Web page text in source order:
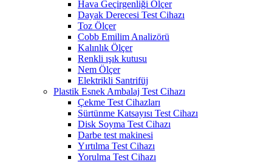
Hava Geçirgenliği Ölçer
Dayak Derecesi Test Cihazı
Toz Ölçer
Cobb Emilim Analizörü
Kalınlık Ölçer
Renkli ışık kutusu
Nem Ölçer
Elektrikli Santrifüj
Plastik Esnek Ambalaj Test Cihazı
Çekme Test Cihazları
Sürtünme Katsayısı Test Cihazı
Disk Soyma Test Cihazı
Darbe test makinesi
Yırtılma Test Cihazı
Yorulma Test Cihazı